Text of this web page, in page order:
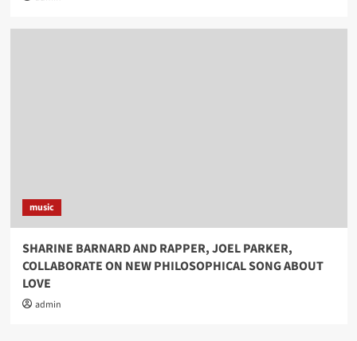
music
SHARINE BARNARD AND RAPPER, JOEL PARKER,
COLLABORATE ON NEW PHILOSOPHICAL SONG ABOUT
LOVE
admin